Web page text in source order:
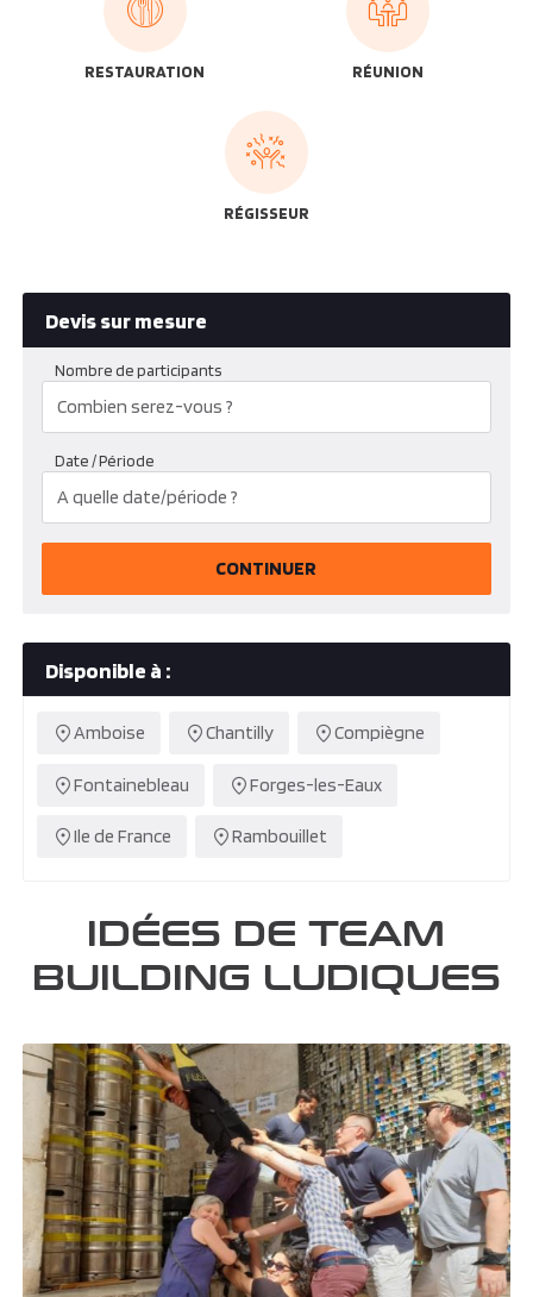
RESTAURATION RÉUNION
RÉGISSEUR
Devis sur mesure
Nombre de participants
Date / Période
CONTINUER
Disponible à :
Amboise Chantilly Compiègne
Fontainebleau Forges-les-Eaux
Ile de France Rambouillet
IDÉES DE TEAM
BUILDING LUDIQUES